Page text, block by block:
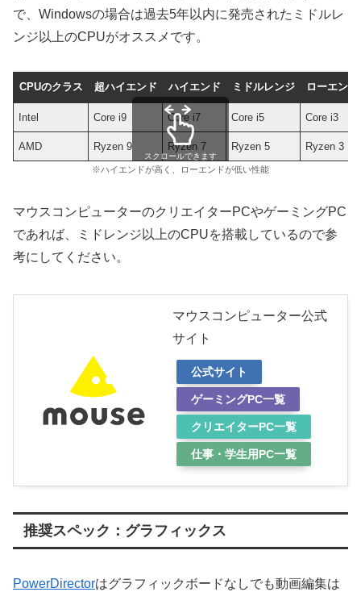
で、Windowsの場合は過去5年以内に発売されたミドルレ
ンジ以上のCPUがオススメです。
CPUのクラス 超ハイエンド ハイエンド ミドルレンジ ローエンド
Intel Core i9 Core i7 Core i5 Core i3
AMD Ryzen 9 Ryzen 7 Ryzen 5 Ryzen 3
スクロールできます
※ハイエンドが高く、ローエンドが低い性能
マウスコンピューターのクリエイターPCやゲーミングPC
であれば、ミドレンジ以上のCPUを搭載しているので参
考にしてください。
マウスコンピューター公式
サイト
公式サイト
ゲーミングPC一覧
クリエイターPC一覧
仕事・学生用PC一覧
推奨スペック：グラフィックス
PowerDirectorはグラフィックボードなしでも動画編集は